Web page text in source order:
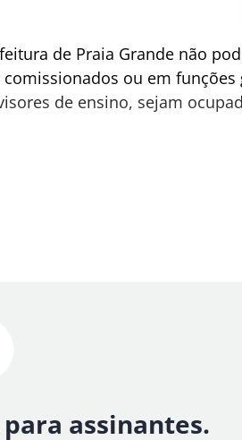
de Praia Grande não
ou em funções
de ensino, sejam
assinantes.